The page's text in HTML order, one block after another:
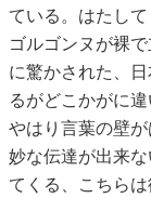
ている。はたし
ゴルゴンヌが裸
に驚かされた、
るがどこかがに
やはり言葉の壁
妙な伝達が出来
てくる、こちら